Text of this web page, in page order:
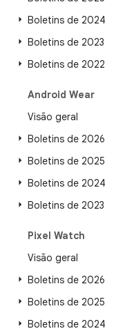
Boletins de 2024
Boletins de 2023
Boletins de 2022
Android Wear
Visão geral
Boletins de 2026
Boletins de 2025
Boletins de 2024
Boletins de 2023
Pixel Watch
Visão geral
Boletins de 2026
Boletins de 2025
Boletins de 2024